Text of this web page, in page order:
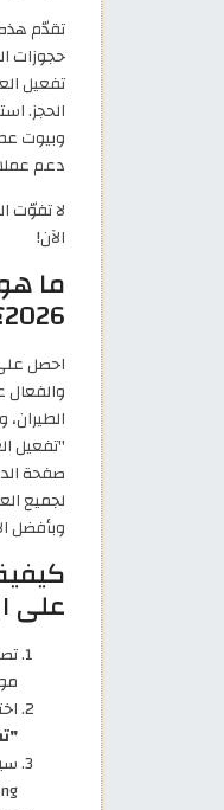
تقدّم
تفعيل
الحجز.
دعم
الآن!
ما
2026؟
والفعال
"تفعيل
صفحة
لجميع
وبأفضل
على